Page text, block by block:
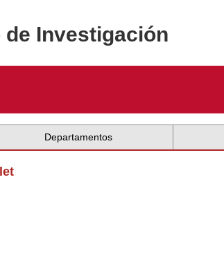
Investigación
Departamentos